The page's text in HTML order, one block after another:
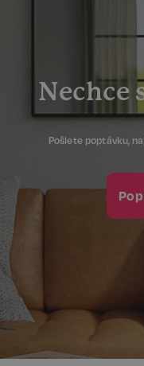
Nechce
Pošlete poptávku,